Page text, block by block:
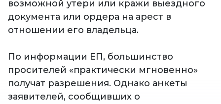
возможной утери или кражи выездного
документа или ордера на арест в
отношении его владельца.
По информации ЕП, большинство
просителей «практически мгновенно»
получат разрешения. Однако анкеты
заявителей, сообщивших о